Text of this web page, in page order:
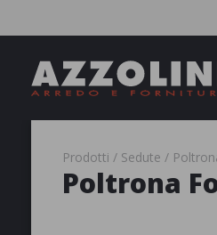
Prodotti Sedute
Poltrona